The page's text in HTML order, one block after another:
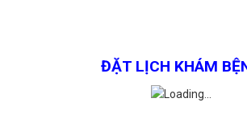
ĐẶT LỊCH KHÁM